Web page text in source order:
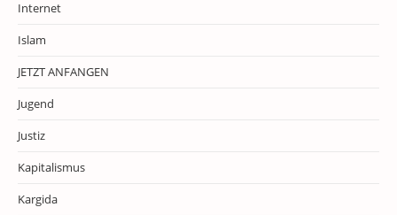
Internet
Islam
JETZT ANFANGEN
Jugend
Justiz
Kapitalismus
Kargida